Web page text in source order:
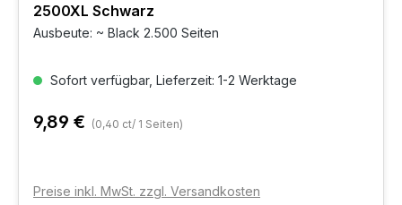
2500XL Schwarz
Ausbeute: ~ Black 2.500 Seiten
Sofort verfügbar, Lieferzeit: 1-2 Werktage
9,89 € (0,40 ct/ 1 Seiten)
Preise inkl. MwSt. zzgl. Versandkosten